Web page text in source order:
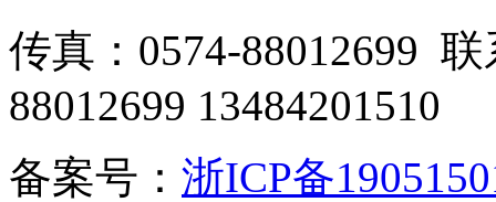
传真：0574-88012699
88012699 13484201510
备案号： 浙ICP备